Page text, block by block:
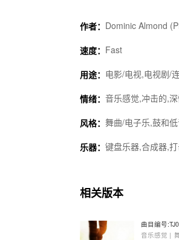
作者： Dominic Almond
速度： Fast
用途： 电影/电视,电视剧/
情绪： 音乐感觉,冲击的,
风格： 舞曲/电子乐,鼓和
乐器： 键盘乐器,合成器,
相关版本
曲目编号
音乐感觉 |